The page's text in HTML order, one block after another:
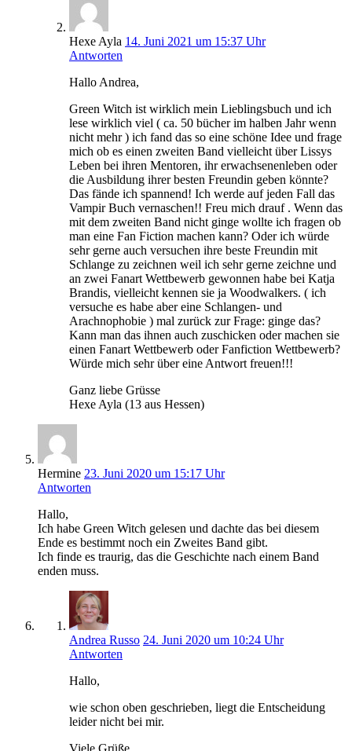
Hexe Ayla 14. Juni 2021 um 15:37 Uhr
Antworten
Hallo Andrea,
Green Witch ist wirklich mein Lieblingsbuch und ich
lese wirklich viel ( ca. 50 bücher im halben Jahr wenn
nicht mehr ) ich fand das so eine schöne Idee und frage
mich ob es einen zweiten Band vielleicht über Lissys
Leben bei ihren Mentoren, ihr erwachsenenleben oder
die Ausbildung ihrer besten Freundin geben könnte?
Das fände ich spannend! Ich werde auf jeden Fall das
Vampir Buch vernaschen!! Freu mich drauf . Wenn das
mit dem zweiten Band nicht ginge wollte ich fragen ob
man eine Fan Fiction machen kann? Oder ich würde
sehr gerne auch versuchen ihre beste Freundin mit
Schlange zu zeichnen weil ich sehr gerne zeichne und
an zwei Fanart Wettbewerb gewonnen habe bei Katja
Brandis, vielleicht kennen sie ja Woodwalkers. ( ich
versuche es habe aber eine Schlangen- und
Arachnophobie ) mal zurück zur Frage: ginge das?
Kann man das ihnen auch zuschicken oder machen sie
einen Fanart Wettbewerb oder Fanfiction Wettbewerb?
Würde mich sehr über eine Antwort freuen!!!
Ganz liebe Grüsse
Hexe Ayla (13 aus Hessen)
Hermine 23. Juni 2020 um 15:17 Uhr
Antworten
Hallo,
Ich habe Green Witch gelesen und dachte das bei diesem
Ende es bestimmt noch ein Zweites Band gibt.
Ich finde es traurig, das die Geschichte nach einem Band
enden muss.
Andrea Russo 24. Juni 2020 um 10:24 Uhr
Antworten
Hallo,
wie schon oben geschrieben, liegt die Entscheidung
leider nicht bei mir.
Viele Grüße